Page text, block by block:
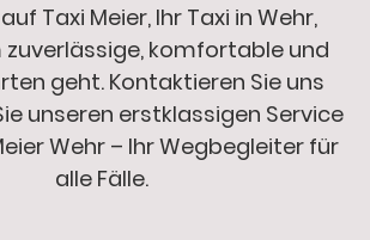
Taxi Meier, Ihr Taxi in Wehr,
zuverlässige, komfortable und
geht. Kontaktieren Sie uns
unseren erstklassigen Service
Wehr – Ihr Wegbegleiter für
alle Fälle.